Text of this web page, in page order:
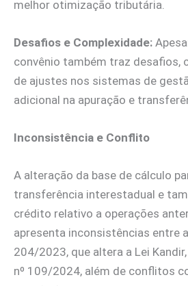
melhor otimização tributária.
Desafios e Complexidade:
convênio também traz desafios,
de ajustes nos sistemas de
adicional na apuração e
Inconsistência e Conflito
A alteração da base de cálculo
transferência interestadual e
crédito relativo a operações
apresenta inconsistências entre
204/2023, que altera a Lei
nº 109/2024, além de conflitos